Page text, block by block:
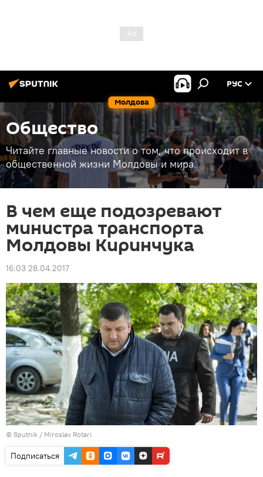
Молдова
РУС
Общество
Читайте главные новости о том, что происходит в
общественной жизни Молдовы и мира.
В чем еще подозревают
министра транспорта
Молдовы Киринчука
16:03 28.04.2017
© Sputnik / Miroslav Rotari
Подписаться